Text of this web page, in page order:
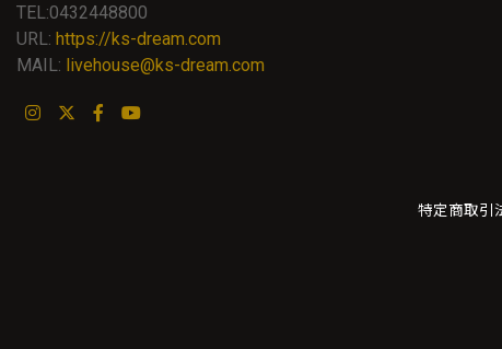
TEL:0432448800
URL: https://ks-dream.com
MAIL: livehouse@ks-dream.com
特定商取引